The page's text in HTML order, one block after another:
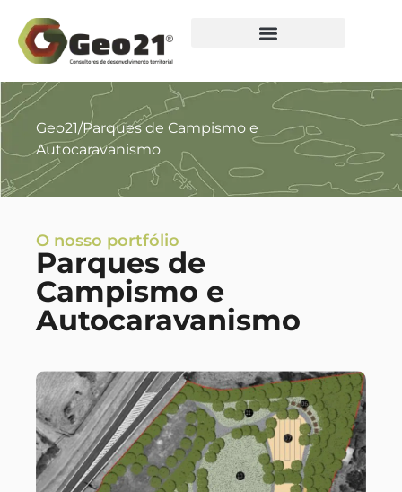
Geo21/Parques de Campismo e
Autocaravanismo
O nosso portfólio
Parques de
Campismo e
Autocaravanismo